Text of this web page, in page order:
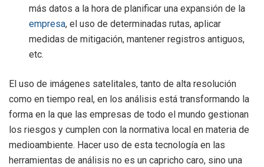
más datos a la hora de planificar una expansión de la
empresa, el uso de determinadas rutas, aplicar
medidas de mitigación, mantener registros antiguos,
etc.
El uso de imágenes satelitales, tanto de alta resolución
como en tiempo real, en los análisis está transformando la
forma en la que las empresas de todo el mundo gestionan
los riesgos y cumplen con la normativa local en materia de
medioambiente. Hacer uso de esta tecnología en las
herramientas de análisis no es un capricho caro, sino una